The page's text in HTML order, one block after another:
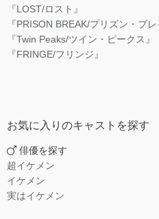
『LOST/ロスト』
『PRISON BREAK/プリズン・ブレ
『Twin Peaks/ツイン・ピークス』
『FRINGE/フリンジ』
お気に入りのキャストを探す
俳優を探す
超イケメン
イケメン
実はイケメン